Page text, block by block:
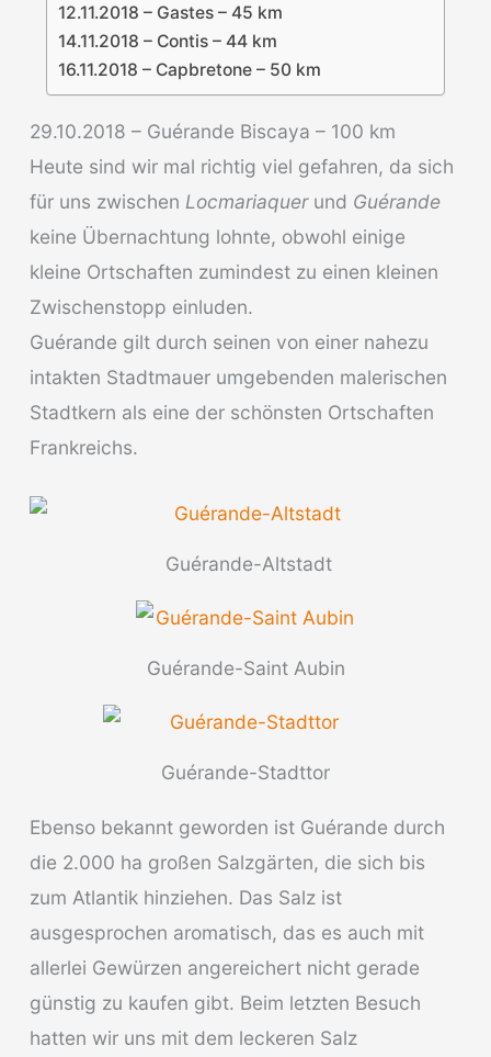
12.11.2018 – Gastes – 45 km
14.11.2018 – Contis – 44 km
16.11.2018 – Capbretone – 50 km
29.10.2018 – Guérande Biscaya – 100 km
Heute sind wir mal richtig viel gefahren, da sich
für uns zwischen Locmariaquerund Guérande
keine Übernachtung lohnte, obwohl einige
kleine Ortschaften zumindest zu einen kleinen
Zwischenstopp einluden.
Guérande gilt durch seinen von einer nahezu
intakten Stadtmauer umgebenden malerischen
Stadtkern als eine der schönsten Ortschaften
Frankreichs.
Guérande-Altstadt
Guérande-Saint Aubin
Guérande-Stadttor
Ebenso bekannt geworden ist Guérande durch
die 2.000 ha großen Salzgärten, die sich bis
zum Atlantik hinziehen. Das Salz ist
ausgesprochen aromatisch, das es auch mit
allerlei Gewürzen angereichert nicht gerade
günstig zu kaufen gibt. Beim letzten Besuch
hatten wir uns mit dem leckeren Salz